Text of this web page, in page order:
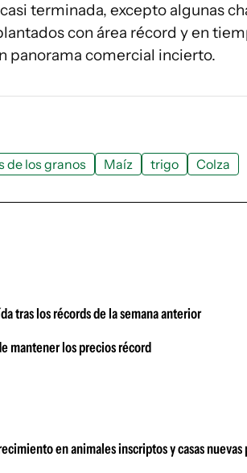
terminada, excepto algunas
con área récord y en
panorama comercial incierto.
de los granos Maíz trigo Colza
tras los récords de la semana anterior
mantener los precios récord
en animales inscriptos y casas nuevas